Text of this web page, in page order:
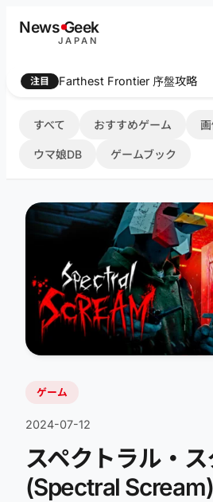
NewsGeek
JAPAN
注目 Farthest Frontier 序盤攻略
すべて おすすめゲーム
ウマ娘DB ゲームブック
ゲーム
2024-07-12
スペクトラル・
(Spectral Scream)